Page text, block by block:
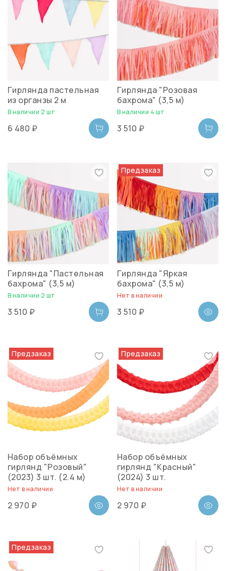
Гирлянда пастельная
из органзы 2 м
В наличии 2 шт
6 480 ₽
Гирлянда "Розовая
бахрома" (3,5 м)
В наличии 4 шт
3 510 ₽
Гирлянда "Пастельная
бахрома" (3,5 м)
В наличии 2 шт
3 510 ₽
Предзаказ
Гирлянда "Яркая
бахрома" (3,5 м)
Нет в наличии
3 510 ₽
Предзаказ
Набор объёмных
гирлянд "Розовый"
(2023) 3 шт. (2.4 м)
Нет в наличии
2 970 ₽
Предзаказ
Набор объёмных
гирлянд "Красный"
(2024) 3 шт.
Нет в наличии
2 970 ₽
Предзаказ